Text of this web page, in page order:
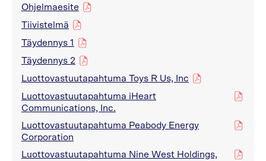
Ohjelmaesite
pdf
Tiivistelmä
pdf
Täydennys 1
pdf
Täydennys 2
pdf
Luottovastuutapahtuma Toys R Us, Inc
pdf
Luottovastuutapahtuma iHeart
Communications, Inc.
pdf
Luottovastuutapahtuma Peabody Energy
Corporation
pdf
Luottovastuutapahtuma Nine West Holdings,
pdf